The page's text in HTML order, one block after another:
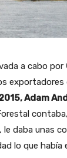
a cabo por
exportadores
Adam
daba unas
lo que había